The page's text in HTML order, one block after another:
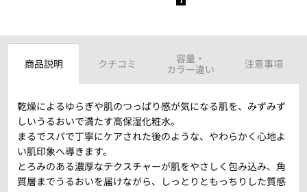
商品説明 クチコミ
容量・
カラー違い
注意事項
乾燥によるゆらぎや肌のつっぱり感が気になる肌を、みずみず
しいうるおいで満たす高保湿化粧水。
まるでスパで丁寧にケアされた後のような、やわらかく心地よ
い肌印象へ導きます。
とろみのある濃厚なテクスチャーが肌をやさしく包み込み、角
質層までうるおいを届けながら、しっとりともっちりした質感